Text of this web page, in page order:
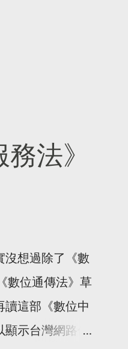
法》
沒想過除了《數
數位通傳法》草
讀這部《數位中
顯示台灣網路使